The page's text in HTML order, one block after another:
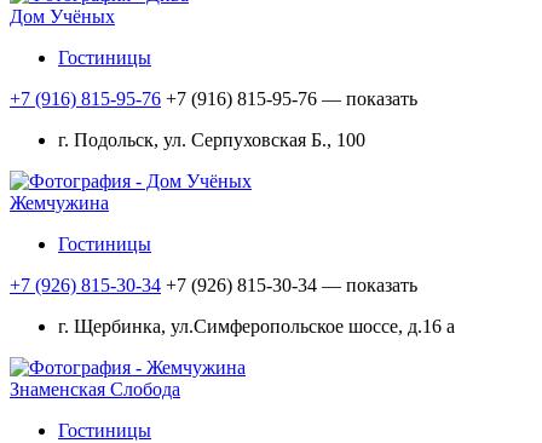
Дом Учёных
Гостиницы
+7 (916) 815-95-76 +7 (916) 815-95-76 — показать
г. Подольск, ул. Серпуховская Б., 100
Жемчужина
Гостиницы
+7 (926) 815-30-34 +7 (926) 815-30-34 — показать
г. Щербинка, ул.Симферопольское шоссе, д.16 а
Знаменская Слобода
Гостиницы